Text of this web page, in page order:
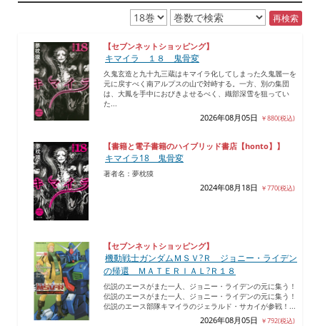
再検索
【セブンネットショッピング】
キマイラ １８ 鬼骨変
久鬼玄造と九十九三蔵はキマイラ化してしまった久鬼麗一を
元に戻すべく南アルプスの山で対峙する。一方、別の集団
は、大鳳を手中におびきよせるべく、織部深雪を狙ってい
た...
2026年08月05日 ￥880(税込)
【書籍と電子書籍のハイブリッド書店【honto】】
キマイラ18 鬼骨変
著者名：夢枕獏
2024年08月18日 ￥770(税込)
【セブンネットショッピング】
機動戦士ガンダムＭＳＶ?Ｒ ジョニー・ライデン
の帰還 ＭＡＴＥＲＩＡＬ?Ｒ１８
伝説のエースがまた一人、ジョニー・ライデンの元に集う！
伝説のエースがまた一人、ジョニー・ライデンの元に集う！
伝説のエース部隊キマイラのジェラルド・サカイが参戦！...
2026年08月05日 ￥792(税込)